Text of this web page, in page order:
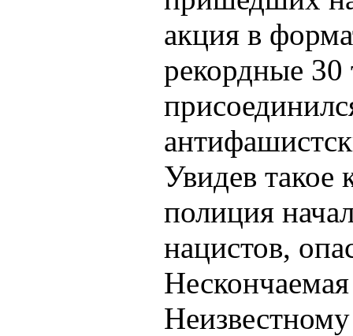
акция в
рекордные 30
Увидев такое
полиция
нацистов,